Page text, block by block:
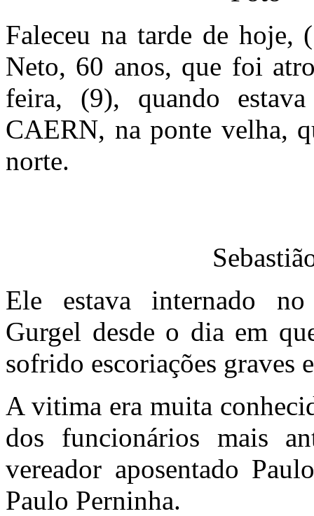
Faleceu na tarde de hoje,
Neto, 60 anos, que foi
feira, (9), quando
CAERN, na ponte velha,
norte.
Ele estava internado
Gurgel desde o dia em
sofrido escoriações graves
A vitima era muita
dos funcionários mais
vereador aposentado
Paulo Perninha.